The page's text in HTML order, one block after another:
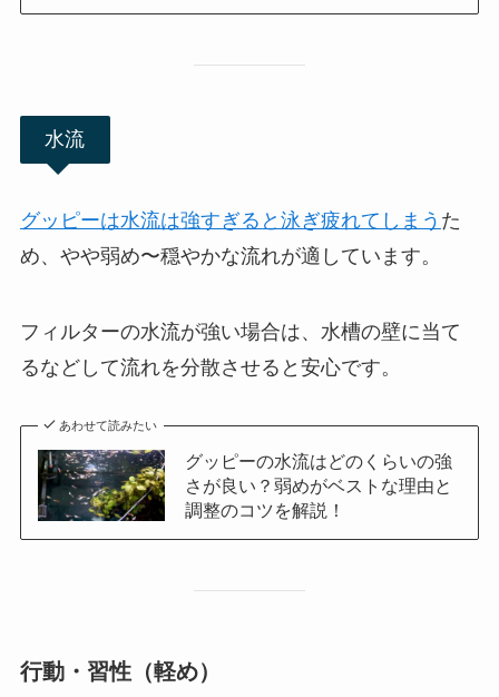
水流
グッピーは水流は強すぎると泳ぎ疲れてしまう た
め、やや弱め〜穏やかな流れが適しています。
フィルターの水流が強い場合は、水槽の壁に当て
るなどして流れを分散させると安心です。
あわせて読みたい
グッピーの水流はどのくらいの強
さが良い？弱めがベストな理由と
調整のコツを解説！
行動・習性（軽め）